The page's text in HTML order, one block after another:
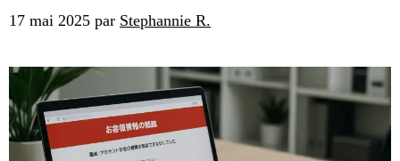
17 mai 2025 par Stephannie R.